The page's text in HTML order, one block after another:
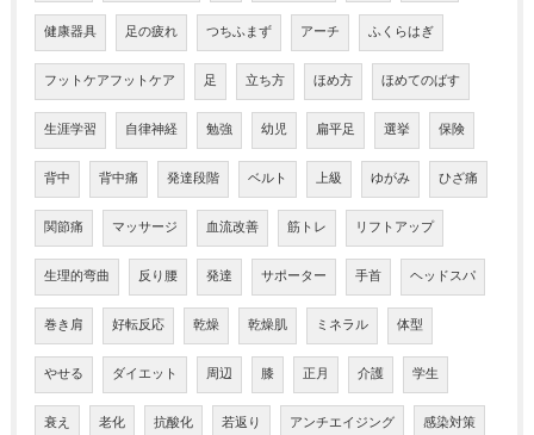
健康器具 足の疲れ つちふまず アーチ ふくらはぎ
フットケアフットケア 足 立ち方 ほめ方 ほめてのばす
生涯学習 自律神経 勉強 幼児 扁平足 選挙 保険
背中 背中痛 発達段階 ベルト 上級 ゆがみ ひざ痛
関節痛 マッサージ 血流改善 筋トレ リフトアップ
生理的弯曲 反り腰 発達 サポーター 手首 ヘッドスパ
巻き肩 好転反応 乾燥 乾燥肌 ミネラル 体型
やせる ダイエット 周辺 膝 正月 介護 学生
衰え 老化 抗酸化 若返り アンチエイジング 感染対策